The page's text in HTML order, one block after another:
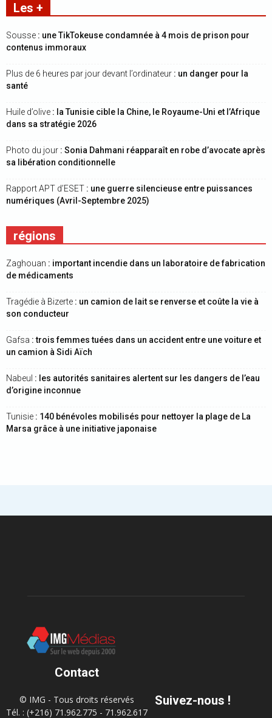
Les +
Sousse : une TikTokeuse condamnée à 4 mois de prison pour
contenus immoraux
Plus de 6 heures par jour devant l’ordinateur : un danger pour la
santé
Huile d’olive : la Tunisie cible la Chine, le Royaume-Uni et l’Afrique
dans sa stratégie 2026
Photo du jour : Sonia Dahmani réapparaît en robe d’avocate après
sa libération conditionnelle
Rapport APT d’ESET : une guerre silencieuse entre puissances
numériques (Avril-Septembre 2025)
régions
Zaghouan : important incendie dans un laboratoire de fabrication
de médicaments
Tragédie à Bizerte : un camion de lait se renverse et coûte la vie à
son conducteur
Gafsa : trois femmes tuées dans un accident entre une voiture et
un camion à Sidi Aïch
Nabeul : les autorités sanitaires alertent sur les dangers de l’eau
d’origine inconnue
Tunisie : 140 bénévoles mobilisés pour nettoyer la plage de La
Marsa grâce à une initiative japonaise
Contact
© IMG - Tous droits réservés
Tél. : (+216) 71.962.775 - 71.962.617
Suivez-nous !